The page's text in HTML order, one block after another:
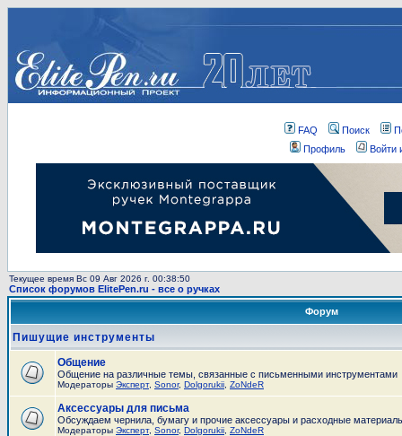
FAQ Поиск
Профиль
Войти
Текущее время Вс 09 Авг 2026 г. 00:38:50
Список форумов ElitePen.ru - все о ручках
Форум
Пишущие инструменты
Общение
Общение на различные темы, связанные с письменными инструментами
Модераторы Эксперт, Sonor, Dolgorukii ZoNdeR
Аксессуары для письма
Обсуждаем чернила, бумагу и прочие аксессуары и расходные
Модераторы Эксперт, Sonor, Dolgorukii ZoNdeR